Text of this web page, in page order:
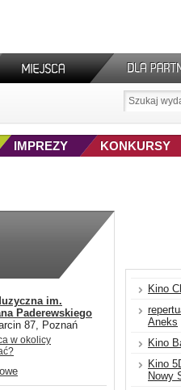
KONKURSY
IMPREZY
im.
Paderewskiego
87, Poznań
w okolicy
Kino
Aneks
Kino
Kino
Nowy